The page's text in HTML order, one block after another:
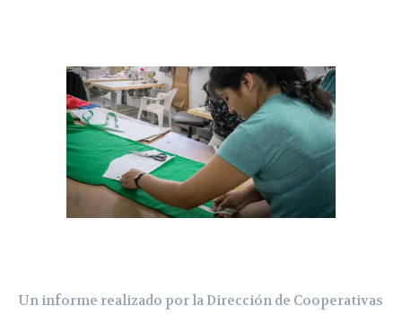
Un informe realizado por la Dirección de Cooperativas